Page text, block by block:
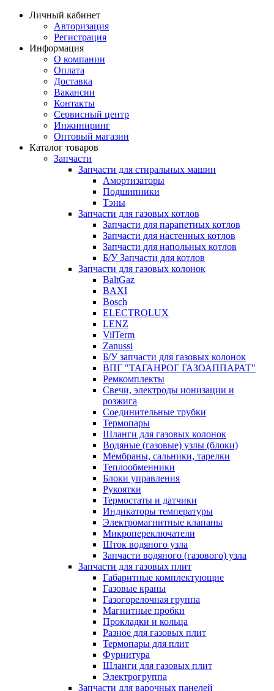
Личный кабинет
Авторизация
Регистрация
Информация
О компании
Оплата
Доставка
Вакансии
Контакты
Сервисный центр
Инжиниринг
Оптовый магазин
Каталог товаров
Запчасти
Запчасти для стиральных машин
Амортизаторы
Подшипники
Тэны
Запчасти для газовых котлов
Запчасти для парапетных котлов
Запчасти для настенных котлов
Запчасти для напольных котлов
Б/У Запчасти для котлов
Запчасти для газовых колонок
BaltGaz
BAXI
Bosch
ELECTROLUX
LENZ
VilTerm
Zanussi
Б/У запчасти для газовых колонок
ВПГ "ТАГАНРОГ ГАЗОАППАРАТ"
Ремкомплекты
Свечи, электроды ионизации и
розжига
Соединительные трубки
Термопары
Шланги для газовых колонок
Водяные (газовые) узлы (блоки)
Мембраны, сальники, тарелки
Теплообменники
Блоки управления
Рукоятки
Термостаты и датчики
Индикаторы температуры
Электромагнитные клапаны
Микропереключатели
Шток водяного узла
Запчасти водяного (газового) узла
Запчасти для газовых плит
Габаритные комплектующие
Газовые краны
Газогорелочная группа
Магнитные пробки
Прокладки и кольца
Разное для газовых плит
Термопары для плит
Фурнитура
Шланги для газовых плит
Электрогруппа
Запчасти для варочных панелей